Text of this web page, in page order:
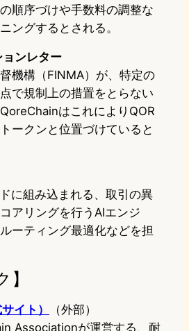
順序づけや手数料の調整な
ングするとされる。
ンレター
機構（FINMA）が、特定の
で規制上の措置をとらない
はこれによりQOR
ークンと位置づけていると
に組み込まれる、取引の異
アリングを行うAIエンジ
ーティング最適化などを担
イト）
（外部）
Associationが運営する、耐